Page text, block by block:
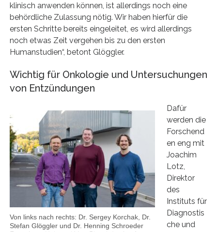
klinisch anwenden können, ist allerdings noch eine
behördliche Zulassung nötig. Wir haben hierfür die
ersten Schritte bereits eingeleitet, es wird allerdings
noch etwas Zeit vergehen bis zu den ersten
Humanstudien“, betont Glöggler.
Wichtig für Onkologie und Untersuchungen
von Entzündungen
Von links nach rechts: Dr. Sergey Korchak, Dr.
Stefan Glöggler und Dr. Henning Schroeder
Dafür
werden die
Forschend
en eng mit
Joachim
Lotz,
Direktor
des
Instituts für
Diagnostis
che und